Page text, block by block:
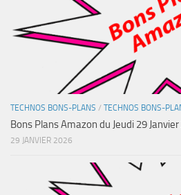
TECHNOS BONS-PLANS / TECHNOS BONS-
Bons Plans Amazon du Jeudi 29
29 JANVIER 2026